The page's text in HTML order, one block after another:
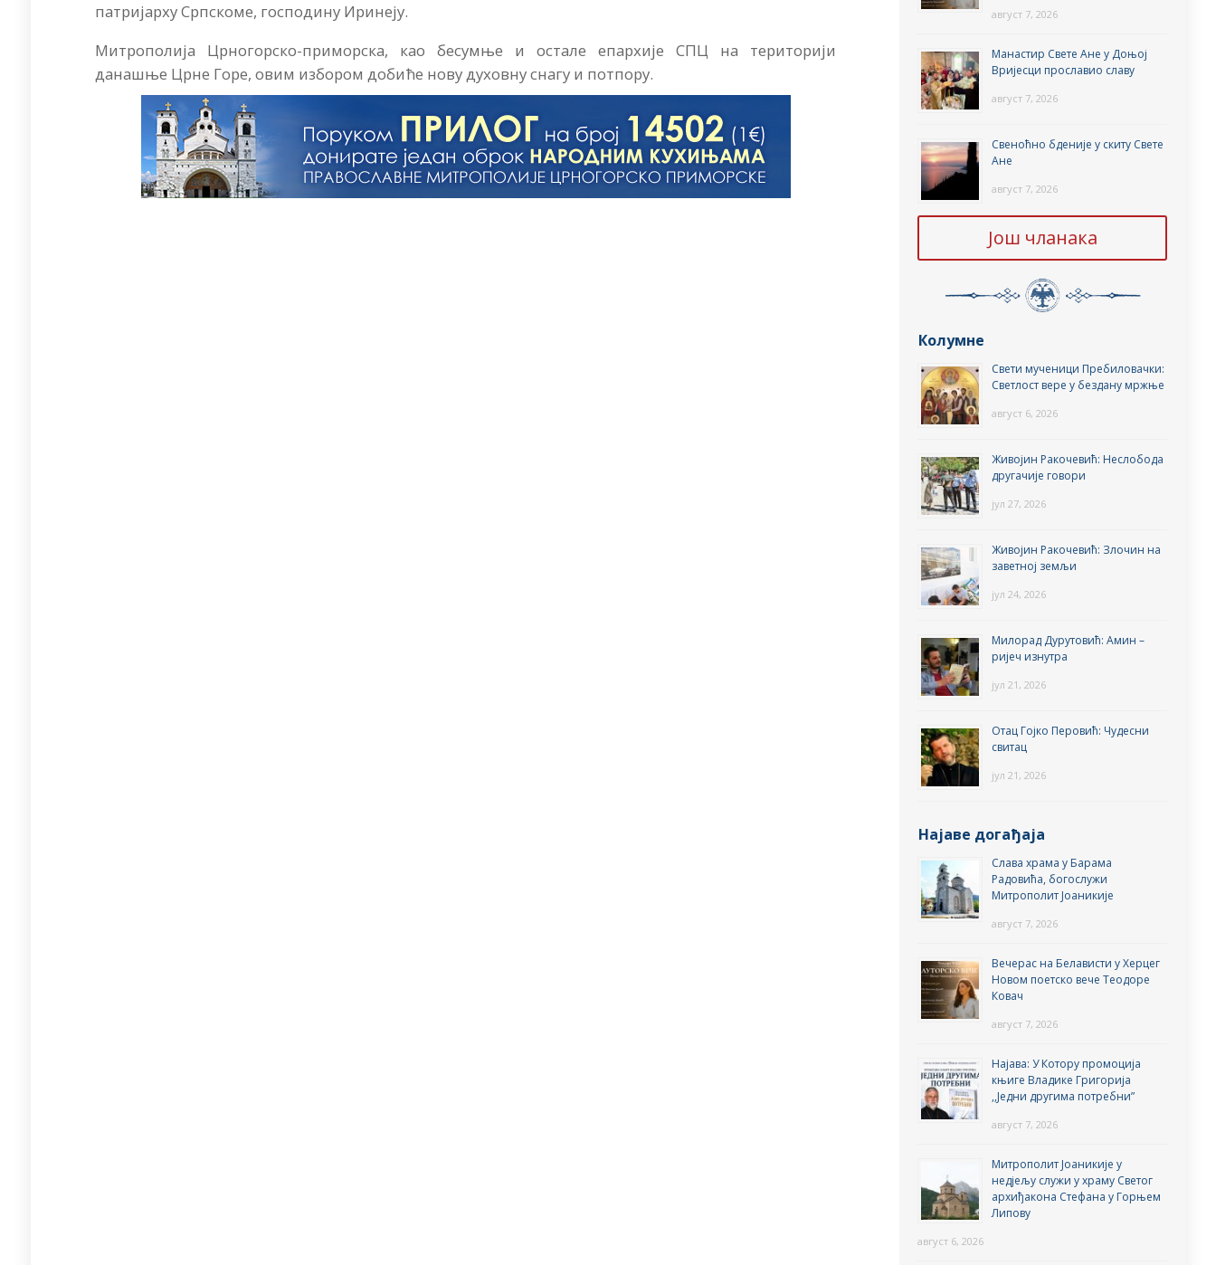
патријарху Српскоме, господину Иринеју.
Митрополија Црногорско-приморска, као бесумње и остале епархије СПЦ на територији
данашње Црне Горе, овим избором добиће нову духовну снагу и потпору.
август 7, 2026
Манастир Свете Ане у Доњој
Вријесци прославио славу
август 7, 2026
Свеноћно бденије у скиту Свете
Ане
август 7, 2026
Још чланака
Колумне
Свети мученици Пребиловачки:
Светлост вере у бездану мржње
август 6, 2026
Живојин Ракочевић: Неслобода
другачије говори
јул 27, 2026
Живојин Ракочевић: Злочин на
заветној земљи
јул 24, 2026
Милорад Дурутовић: Амин –
ријеч изнутра
јул 21, 2026
Отац Гојко Перовић: Чудесни
свитац
јул 21, 2026
Најаве догађаја
Слава храма у Барама
Радовића, богослужи
Митрополит Јоаникије
август 7, 2026
Вечерас на Белависти у Херцег
Новом поетско вече Теодоре
Ковач
август 7, 2026
Најава: У Котору промоција
књиге Владике Григорија
,,Једни другима потребни”
август 7, 2026
Митрополит Јоаникије у
недјељу служи у храму Светог
архиђакона Стефана у Горњем
Липову
август 6, 2026